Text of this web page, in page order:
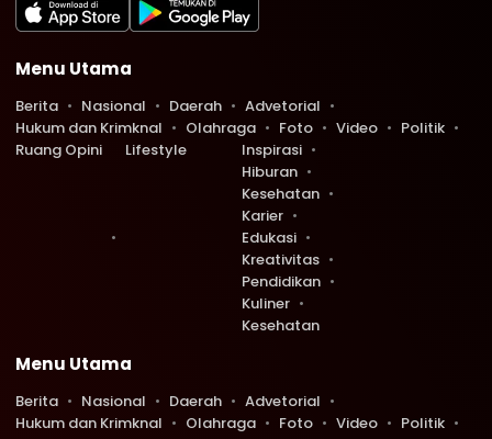
Menu Utama
Berita Nasional Daerah
Advetorial
Hukum dan Krimknal
Olahraga Foto Video
Politik
Ruang Opini
Lifestyle
Inspirasi
Hiburan
Kesehatan
Karier
Edukasi
Kreativitas
Pendidikan
Kuliner
Kesehatan
Menu Utama
Berita Nasional Daerah
Advetorial
Hukum dan Krimknal
Olahraga Foto Video
Politik